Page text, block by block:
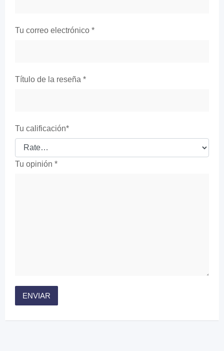
Tu correo electrónico *
Título de la reseña *
Tu calificación*
Tu opinión *